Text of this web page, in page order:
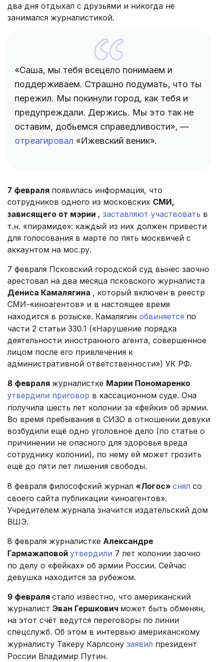
два дня отдыхал с друзьями и никогда не
занимался журналистикой.
«Саша, мы тебя всецело понимаем и
поддерживаем. Страшно подумать, что ты
пережил. Мы покинули город, как тебя и
предупреждали. Держись. Мы это так не
оставим, добьемся справедливости», —
отреагировал «Ижевский веник».
7 февраля появилась информация, что
сотрудников одного из московских СМИ,
зависящего от мэрии , заставляют участвовать в
т.н. «пирамиде»: каждый из них должен привести
для голосования в марте по пять москвичей с
аккаунтом на мос.ру.
7 февраля Псковский городской суд вынес заочно
арестовал на два месяца псковского журналиста
Дениса Камалягина , который включен в реестр
СМИ-«иноагентов» и в настоящее время
находится в розыске. Камалягин обвиняется по
части 2 статьи 330.1 («Нарушение порядка
деятельности иностранного агента, совершенное
лицом после его привлечения к
административной ответственности») УК РФ.
8 февраля журналистке Марии Пономаренко
утвердили приговор в кассационном суде. Она
получила шесть лет колонии за «фейки» об армии.
Во время пребывания в СИЗО в отношении девуки
возбудили ещё одно уголовное дело (по статье о
причинении не опасного для здоровья вреда
сотруднику колонии), по нему ей может грозить
ещё до пяти лет лишения свободы.
8 февраля философский журнал «Логос» снял со
своего сайта публикации «иноагентов».
Учредителем журнала значится издательский дом
ВШЭ.
8 февраля журналистке Александре
Гармажаповой утвердили 7 лет колонии заочно
по делу о «фейках» об армии России. Сейчас
девушка находится за рубежом.
9 февраля стало известно, что американский
журналист Эван Гершкович может быть обменян,
на этот счёт ведутся переговоры по линии
спецслужб. Об этом в интервью американскому
журналисту Такеру Карлсону заявил президент
России Владимир Путин.